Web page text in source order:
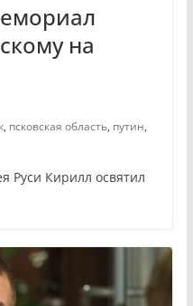
на
, псковская область, путин,
Руси Кирилл освятил